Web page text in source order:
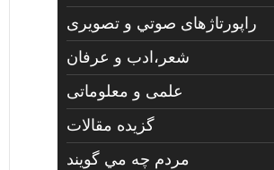
راپورتاژهای صوتي و تصويری
شعر،ادب و عرفان
علمی و معلوماتی
گزیده مقالات
مردم چه مي گويند